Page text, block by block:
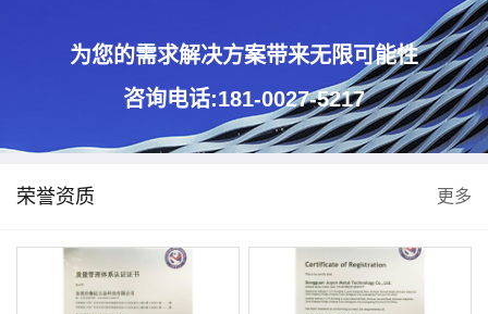
为您的需求解决方案带来无限可能性
咨询电话:181-0027-5217
荣誉资质 更多